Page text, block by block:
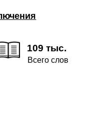
109 тыс.
Всего слов